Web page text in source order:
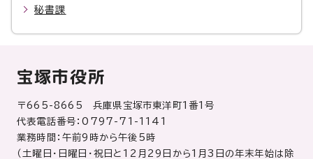
秘書課
宝塚市役所
〒665-8665 兵庫県宝塚市東洋町1番1号
代表電話番号：0797-71-1141
業務時間：午前9時から午後5時
（土曜日・日曜日・祝日と12月29日から1月3日の年末年始は除